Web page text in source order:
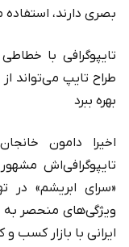
بصری دارند،
تایپوگرافی با
طراح تایپ می‌تواند
بهره ببرد
اخیرا دامون
تایپوگرافی‌اش
«سرای ابریشم» در
ویژگی‌های منحصر به
ایرانی با بازار کسب